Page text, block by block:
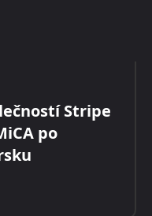
Stripe
po